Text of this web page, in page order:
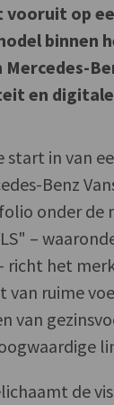
vooruit op
binnen
Mercedes-
en
start in van
Benz
onder de
–
richt het
van ruime
van
de